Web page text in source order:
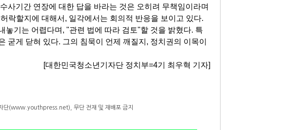
사기간 연장에 대한 답을 바라는 것은 오히려 무책임이라며
락할지에 대해서, 일각에서는 회의적 반응을 보이고 있다.
놓기는 어렵다며, "관련 법에 따라 검토"할 것을 밝혔다. 특
굳게 닫혀 있다. 그의 침묵이 언제 깨질지, 정치권의 이목이
[대한민국청소년기자단 정치부=4기 최우혁 기자]
(www.youthpress.net), 무단 전재 및 재배포 금지